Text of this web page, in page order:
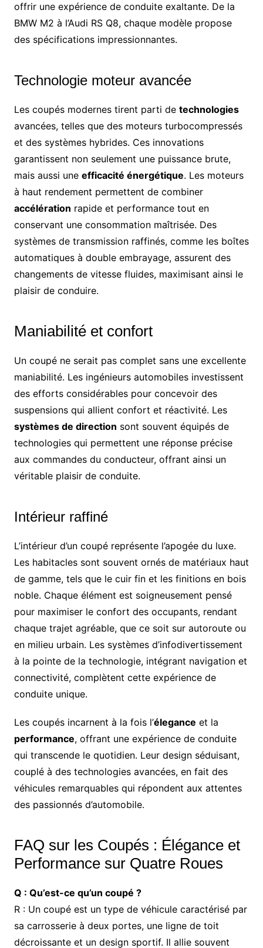
offrir une expérience de conduite exaltante. De la
BMW M2 à l’Audi RS Q8, chaque modèle propose
des spécifications impressionnantes.
Technologie moteur avancée
Les coupés modernes tirent parti de technologies
avancées, telles que des moteurs turbocompressés
et des systèmes hybrides. Ces innovations
garantissent non seulement une puissance brute,
mais aussi une efficacité énergétique. Les moteurs
à haut rendement permettent de combiner
accélération rapide et performance tout en
conservant une consommation maîtrisée. Des
systèmes de transmission raffinés, comme les boîtes
automatiques à double embrayage, assurent des
changements de vitesse fluides, maximisant ainsi le
plaisir de conduire.
Maniabilité et confort
Un coupé ne serait pas complet sans une excellente
maniabilité. Les ingénieurs automobiles investissent
des efforts considérables pour concevoir des
suspensions qui allient confort et réactivité. Les
systèmes de direction sont souvent équipés de
technologies qui permettent une réponse précise
aux commandes du conducteur, offrant ainsi un
véritable plaisir de conduite.
Intérieur raffiné
L’intérieur d’un coupé représente l’apogée du luxe.
Les habitacles sont souvent ornés de matériaux haut
de gamme, tels que le cuir fin et les finitions en bois
noble. Chaque élément est soigneusement pensé
pour maximiser le confort des occupants, rendant
chaque trajet agréable, que ce soit sur autoroute ou
en milieu urbain. Les systèmes d’infodivertissement
à la pointe de la technologie, intégrant navigation et
connectivité, complètent cette expérience de
conduite unique.
Les coupés incarnent à la fois l’élegance et la
performance, offrant une expérience de conduite
qui transcende le quotidien. Leur design séduisant,
couplé à des technologies avancées, en fait des
véhicules remarquables qui répondent aux attentes
des passionnés d’automobile.
FAQ sur les Coupés : Élégance et
Performance sur Quatre Roues
Q : Qu’est-ce qu’un coupé ?
R : Un coupé est un type de véhicule caractérisé par
sa carrosserie à deux portes, une ligne de toit
décroissante et un design sportif. Il allie souvent